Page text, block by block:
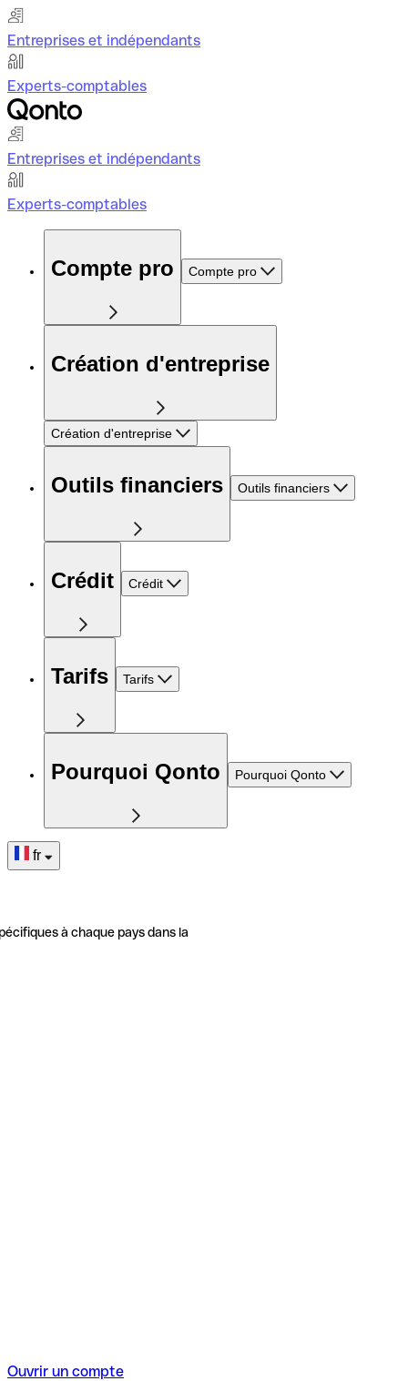
Entreprises et indépendants
Experts-comptables
Entreprises et indépendants
Experts-comptables
Compte pro Compte pro
Création d'entreprise
Création d'entreprise
Outils financiers Outils financiers
Crédit Crédit
Tarifs Tarifs
Pourquoi Qonto Pourquoi Qonto
fr
à chaque pays dans la
Ouvrir un compte